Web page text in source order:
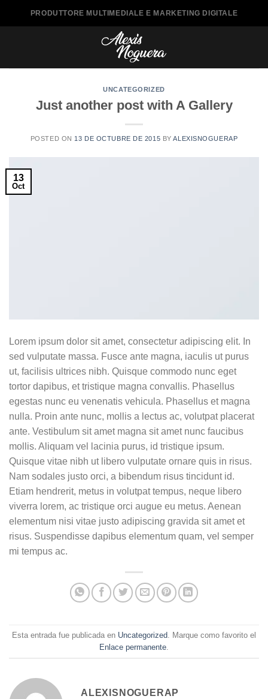
PRODUTTORE MULTIMEDIALE E MARKETING DIGITALE
UNCATEGORIZED
Just another post with A Gallery
POSTED ON 13 DE OCTUBRE DE 2015 BYALEXISNOGUERAP
13
Oct
Lorem ipsum dolor sit amet, consectetur adipiscing elit. In
sed vulputate massa. Fusce ante magna, iaculis ut purus
ut, facilisis ultrices nibh. Quisque commodo nunc eget
tortor dapibus, et tristique magna convallis. Phasellus
egestas nunc eu venenatis vehicula. Phasellus et magna
nulla. Proin ante nunc, mollis a lectus ac, volutpat placerat
ante. Vestibulum sit amet magna sit amet nunc faucibus
mollis. Aliquam vel lacinia purus, id tristique ipsum.
Quisque vitae nibh ut libero vulputate ornare quis in risus.
Nam sodales justo orci, a bibendum risus tincidunt id.
Etiam hendrerit, metus in volutpat tempus, neque libero
viverra lorem, ac tristique orci augue eu metus. Aenean
elementum nisi vitae justo adipiscing gravida sit amet et
risus. Suspendisse dapibus elementum quam, vel semper
mi tempus ac.
Esta entrada fue publicada en Uncategorized . Marque como favorito el
Enlace permanente
ALEXISNOGUERAP